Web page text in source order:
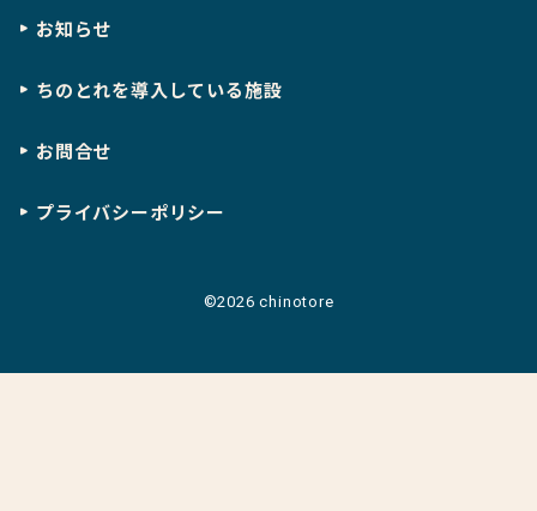
お知らせ
ちのとれを導入している施設
お問合せ
プライバシーポリシー
©2026 chinotore